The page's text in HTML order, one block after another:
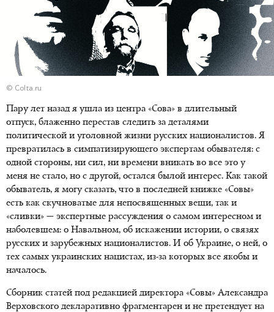
© Colta.ru
Пару лет назад я ушла из центра «Сова» в длительный
отпуск, блаженно перестав следить за деталями
политической и уголовной жизни русских националистов. Я
превратилась в симпатизирующего экспертам обывателя: с
одной стороны, ни сил, ни времени вникать во все это у
меня не стало, но с другой, остался былой интерес. Как такой
обыватель, я могу сказать, что в последней книжке «Совы»
есть как скучноватые для непосвященных вещи, так и
«сливки» — экспертные рассуждения о самом интересном и
наболевшем: о Навальном, об искажении истории, о связях
русских и зарубежных националистов. И об Украине, о ней, о
тех самых украинских нацистах, из-за которых все якобы и
началось.
Сборник статей под редакцией директора «Совы» Александра
Верховского декларативно фрагментарен и не претендует на